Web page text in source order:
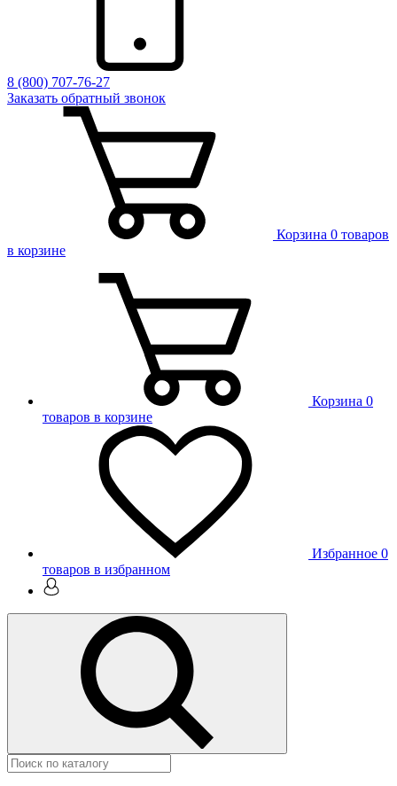
8 (800) 707-76-27
Заказать обратный звонок
Корзина 0 товаров
в корзине
Корзина 0
товаров в корзине
Избранное 0
товаров в избранном